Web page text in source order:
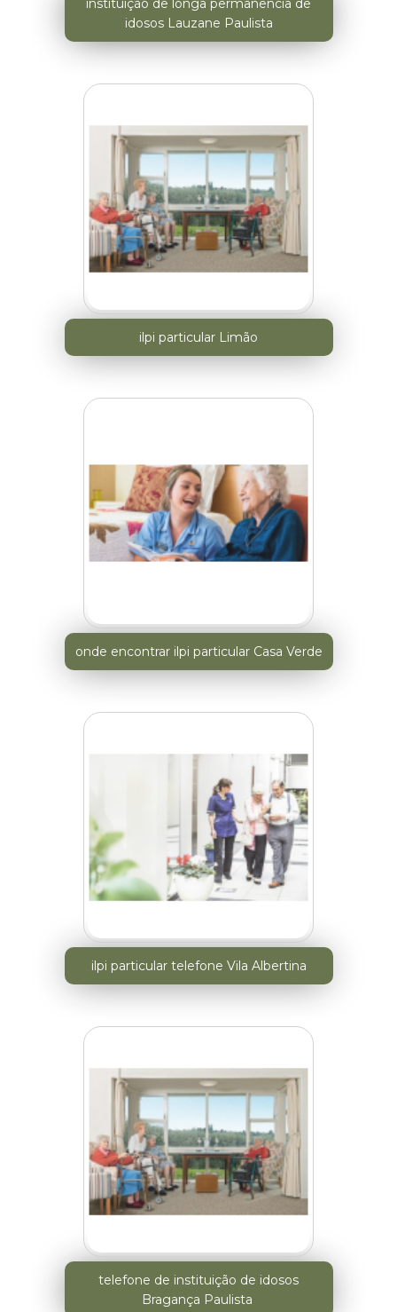
instituição de longa permanência de
idosos Lauzane Paulista
ilpi particular Limão
onde encontrar ilpi particular Casa Verde
ilpi particular telefone Vila Albertina
telefone de instituição de idosos
Bragança Paulista